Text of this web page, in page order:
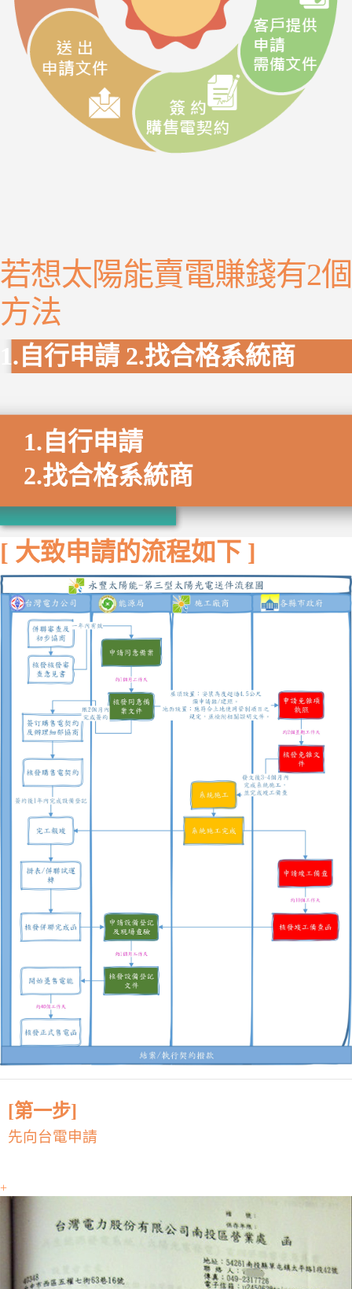
若想太陽能賣電賺錢有2個
方法
1.自行申請 2.找合格系統商
1.自行申請
2.找合格系統商
[ 大致申請的流程如下 ]
[第一步]
先向台電申請
+